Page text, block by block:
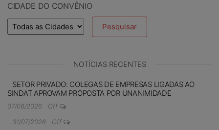
CIDADE DO CONVÊNIO
NOTÍCIAS RECENTES
SETOR PRIVADO: COLEGAS DE EMPRESAS LIGADAS AO
SINDAT APROVAM PROPOSTA POR UNANIMIDADE
07/08/2026
Off
31/07/2026
Off